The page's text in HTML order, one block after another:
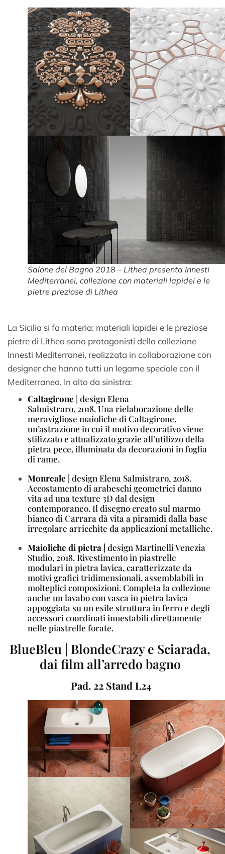
Salone del Bagno 2018 – Lithea presenta Innesti
Mediterranei, collezione con materiali lapidei e le
pietre preziose di Lithea
La Sicilia si fa materia: materiali lapidei e le preziose
pietre di Lithea sono protagonisti della collezione
Innesti Mediterranei, realizzata in collaborazione con
designer che hanno tutti un legame speciale con il
Mediterraneo. In alto da sinistra:
Caltagirone | design Elena
Salmistraro, 2018. Una rielaborazione delle
meravigliose maioliche di Caltagirone,
un’astrazione in cui il motivo decorativo viene
stilizzato e attualizzato grazie all’utilizzo della
pietra pece, illuminata da decorazioni in foglia
di rame.
Monreale | design Elena Salmistraro, 2018.
Accostamento di arabeschi geometrici danno
vita ad una texture 3D dal design
contemporaneo. Il disegno creato sul marmo
bianco di Carrara dà vita a piramidi dalla base
irregolare arricchite da applicazioni metalliche.
Maioliche di pietra | design Martinelli Venezia
Studio, 2018. Rivestimento in piastrelle
modulari in pietra lavica, caratterizzate da
motivi grafici tridimensionali, assemblabili in
molteplici composizioni. Completa la collezione
anche un lavabo con vasca in pietra lavica
appoggiata su un esile struttura in ferro e degli
accessori coordinati innestabili direttamente
nelle piastrelle forate.
BlueBleu | BlondeCrazy e Sciarada,
dai film all’arredo bagno
Pad. 22 Stand L24